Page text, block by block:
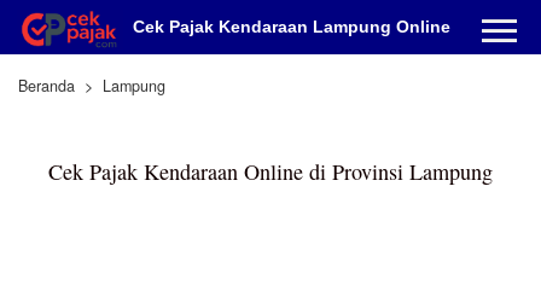
Cek Pajak Kendaraan Lampung Online
Beranda Lampung
Cek Pajak Kendaraan Online di Provinsi Lampung